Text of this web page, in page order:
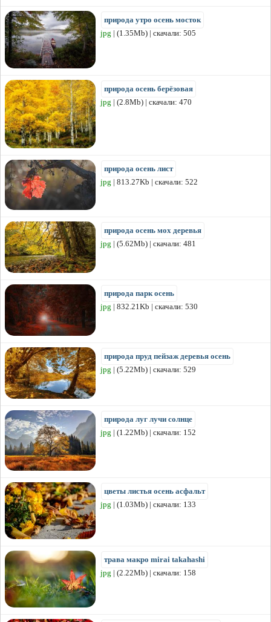
природа утро осень мосток
jpg | (1.35Mb) | скачали: 505
природа осень берёзовая
jpg | (2.8Mb) | скачали: 470
природа осень лист
jpg | 813.27Kb | скачали: 522
природа осень мох деревья
jpg | (5.62Mb) | скачали: 481
природа парк осень
jpg | 832.21Kb | скачали: 530
природа пруд пейзаж деревья осень
jpg | (5.22Mb) | скачали: 529
природа луг лучи солнце
jpg | (1.22Mb) | скачали: 152
цветы листья осень асфальт
jpg | (1.03Mb) | скачали: 133
трава макро mirai takahashi
jpg | (2.22Mb) | скачали: 158